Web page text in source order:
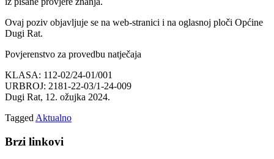
Ovaj poziv objavljuje se na web-stranici i na oglasnoj ploči Općine
Dugi Rat.
Povjerenstvo za provedbu natječaja
KLASA: 112-02/24-01/001
URBROJ: 2181-22-03/1-24-009
Dugi Rat, 12. ožujka 2024.
Tagged Aktualno
Brzi linkovi